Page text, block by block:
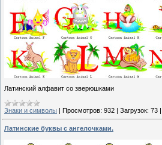
Латинский алфавит со зверюшками
Знаки и символы | Просмотров: 932 | Загрузок: 73 |
Латинские буквы с ангелочками.